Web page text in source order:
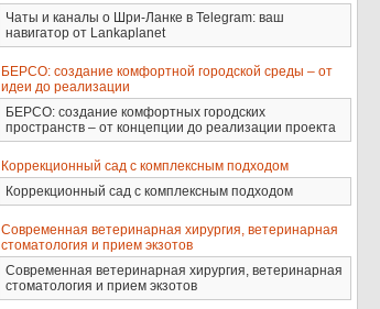
Чаты и каналы о Шри-Ланке в Telegram: ваш
навигатор от Lankaplanet
БЕРСО: создание комфортной городской среды – от
идеи до реализации
БЕРСО: создание комфортных городских
пространств – от концепции до реализации проекта
Коррекционный сад с комплексным подходом
Коррекционный сад с комплексным подходом
Современная ветеринарная хирургия, ветеринарная
стоматология и прием экзотов
Современная ветеринарная хирургия, ветеринарная
стоматология и прием экзотов